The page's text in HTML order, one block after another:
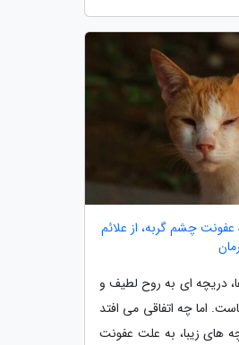
عفونت چشم گربه، از علائم
دریچه ای به روح لطیف و
اما چه اتفاقی می افتد
های زیبا، به علت عفونت